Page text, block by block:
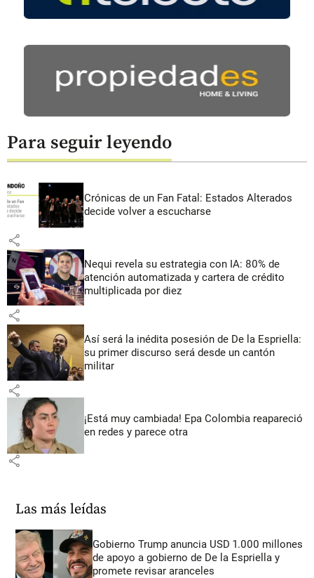
Para seguir leyendo
Crónicas de un Fan Fatal: Estados Alterados
decide volver a escucharse
share
Nequi revela su estrategia con IA: 80% de
atención automatizada y cartera de crédito
multiplicada por diez
share
Así será la inédita posesión de De la Espriella:
su primer discurso será desde un cantón
militar
share
¡Está muy cambiada! Epa Colombia reapareció
en redes y parece otra
share
Las más leídas
Gobierno Trump anuncia USD 1.000 millones
de apoyo a gobierno de De la Espriella y
promete revisar aranceles